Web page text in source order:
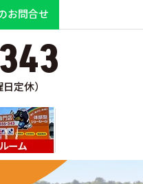
お問合せ
定休）
ーム